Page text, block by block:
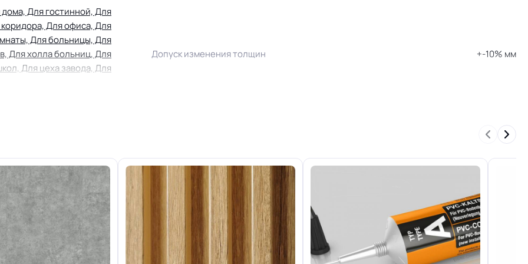
Для гостинной, Для
Для офиса, Для
Для больницы, Для
Для холла больниц, Для
Для цеха завода, Для
Допуск изменения толщин +-10% мм
где В2, Д2, Т2,
41/42 кл.
Группа P Устойчивость к химии
структура profi, не
скользкая поверхность.
Защитный слой 0.6 мм (600) мкм
+-10% мкм Доп. защита рабочего слоя